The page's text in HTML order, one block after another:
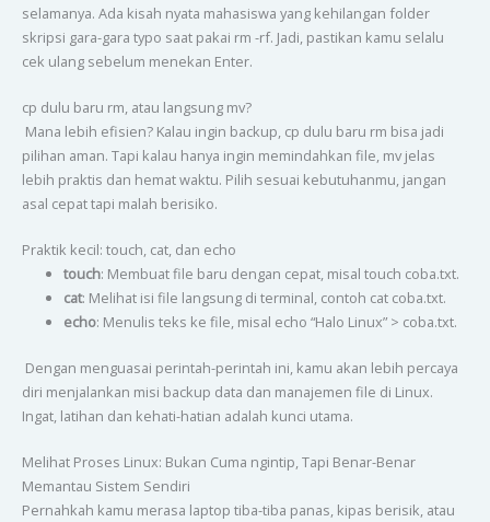
selamanya. Ada kisah nyata mahasiswa yang kehilangan folder
skripsi gara-gara typo saat pakai rm -rf. Jadi, pastikan kamu selalu
cek ulang sebelum menekan Enter.
cp dulu baru rm, atau langsung mv?
Mana lebih efisien? Kalau ingin backup, cp dulu baru rm bisa jadi
pilihan aman. Tapi kalau hanya ingin memindahkan file, mv jelas
lebih praktis dan hemat waktu. Pilih sesuai kebutuhanmu, jangan
asal cepat tapi malah berisiko.
Praktik kecil: touch, cat, dan echo
touch: Membuat file baru dengan cepat, misal touch coba.txt.
cat: Melihat isi file langsung di terminal, contoh cat coba.txt.
echo: Menulis teks ke file, misal echo “Halo Linux” > coba.txt.
Dengan menguasai perintah-perintah ini, kamu akan lebih percaya
diri menjalankan misi backup data dan manajemen file di Linux.
Ingat, latihan dan kehati-hatian adalah kunci utama.
Melihat Proses Linux: Bukan Cuma ngintip, Tapi Benar-Benar
Memantau Sistem Sendiri
Pernahkah kamu merasa laptop tiba-tiba panas, kipas berisik, atau